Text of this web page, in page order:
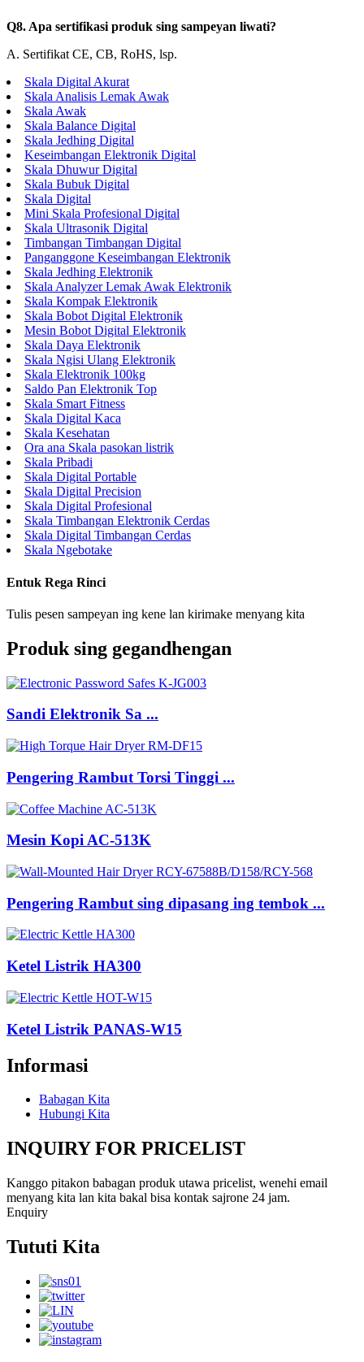
Q8. Apa sertifikasi produk sing sampeyan liwati?
A. Sertifikat CE, CB, RoHS, lsp.
Skala Digital Akurat
Skala Analisis Lemak Awak
Skala Awak
Skala Balance Digital
Skala Jedhing Digital
Keseimbangan Elektronik Digital
Skala Dhuwur Digital
Skala Bubuk Digital
Skala Digital
Mini Skala Profesional Digital
Skala Ultrasonik Digital
Timbangan Timbangan Digital
Panganggone Keseimbangan Elektronik
Skala Jedhing Elektronik
Skala Analyzer Lemak Awak Elektronik
Skala Kompak Elektronik
Skala Bobot Digital Elektronik
Mesin Bobot Digital Elektronik
Skala Daya Elektronik
Skala Ngisi Ulang Elektronik
Skala Elektronik 100kg
Saldo Pan Elektronik Top
Skala Smart Fitness
Skala Digital Kaca
Skala Kesehatan
Ora ana Skala pasokan listrik
Skala Pribadi
Skala Digital Portable
Skala Digital Precision
Skala Digital Profesional
Skala Timbangan Elektronik Cerdas
Skala Digital Timbangan Cerdas
Skala Ngebotake
Entuk Rega Rinci
Tulis pesen sampeyan ing kene lan kirimake menyang kita
Produk sing gegandhengan
Sandi Elektronik Sa ...
Pengering Rambut Torsi Tinggi ...
Mesin Kopi AC-513K
Pengering Rambut sing dipasang ing tembok ...
Ketel Listrik HA300
Ketel Listrik PANAS-W15
Informasi
Babagan Kita
Hubungi Kita
INQUIRY FOR PRICELIST
Kanggo pitakon babagan produk utawa pricelist, wenehi email
menyang kita lan kita bakal bisa kontak sajrone 24 jam.
Enquiry
Tututi Kita